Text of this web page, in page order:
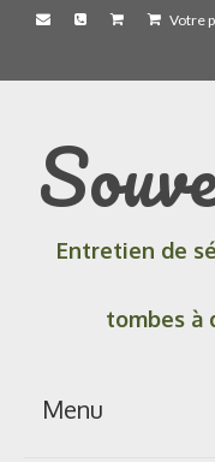
Votre
Entretien de
tombes à
Menu